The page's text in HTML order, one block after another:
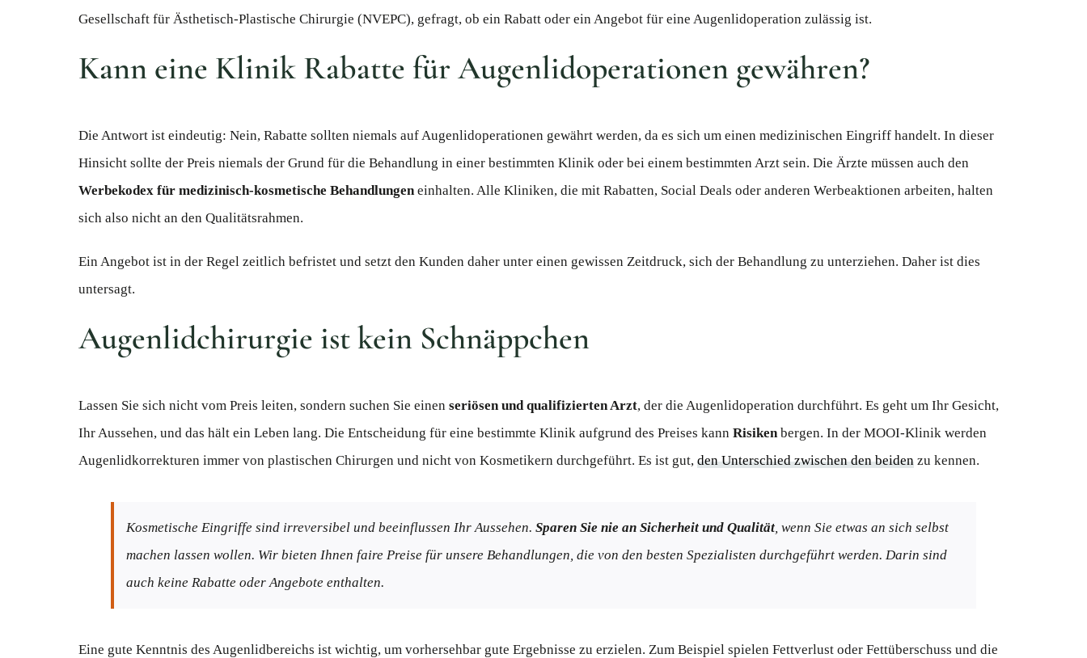
Gesellschaft für Ästhetisch-Plastische Chirurgie (NVEPC), gefragt, ob ein Rabatt oder ein Angebot für eine Augenlidoperation zulässig ist.
Kann eine Klinik Rabatte für Augenlidoperationen gewähren?
Die Antwort ist eindeutig: Nein, Rabatte sollten niemals auf Augenlidoperationen gewährt werden, da es sich um einen medizinischen Eingriff handelt. In dieser
Hinsicht sollte der Preis niemals der Grund für die Behandlung in einer bestimmten Klinik oder bei einem bestimmten Arzt sein. Die Ärzte müssen auch den
Werbekodex für medizinisch-kosmetische Behandlungeneinhalten. Alle Kliniken, die mit Rabatten, Social Deals oder anderen Werbeaktionen arbeiten, halten
sich also nicht an den Qualitätsrahmen.
Ein Angebot ist in der Regel zeitlich befristet und setzt den Kunden daher unter einen gewissen Zeitdruck, sich der Behandlung zu unterziehen. Daher ist dies
untersagt.
Augenlidchirurgie ist kein Schnäppchen
Lassen Sie sich nicht vom Preis leiten, sondern suchen Sie einen seriösen und qualifizierten Arzt, der die Augenlidoperation durchführt. Es geht um Ihr Gesicht,
Ihr Aussehen, und das hält ein Leben lang. Die Entscheidung für eine bestimmte Klinik aufgrund des Preises kann Risikenbergen. In der MOOI-Klinik werden
Augenlidkorrekturen immer von plastischen Chirurgen und nicht von Kosmetikern durchgeführt. Es ist gut, den Unterschied zwischen den beidenzu kennen.
Kosmetische Eingriffe sind irreversibel und beeinflussen Ihr Aussehen. Sparen Sie nie an Sicherheit und Qualität, wenn Sie etwas an sich selbst
machen lassen wollen. Wir bieten Ihnen faire Preise für unsere Behandlungen, die von den besten Spezialisten durchgeführt werden. Darin sind
auch keine Rabatte oder Angebote enthalten.
Eine gute Kenntnis des Augenlidbereichs ist wichtig, um vorhersehbar gute Ergebnisse zu erzielen. Zum Beispiel spielen Fettverlust oder Fettüberschuss und die